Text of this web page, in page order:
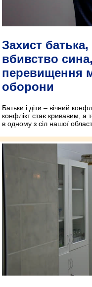
Захист
вбивство
перевищення
оборони
Батьки і діти – вічний
конфлікт стає кривавим, а
в одному з сіл нашої